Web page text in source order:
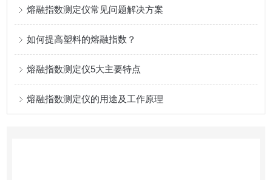
熔融指数测定仪常见问题解决方案
如何提高塑料的熔融指数？
熔融指数测定仪5大主要特点
熔融指数测定仪的用途及工作原理